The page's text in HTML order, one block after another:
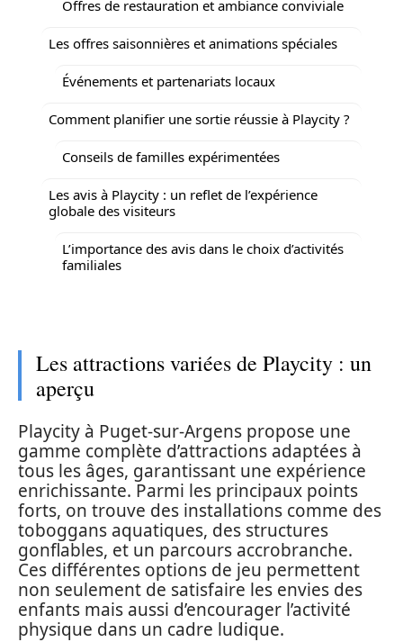
Offres de restauration et ambiance conviviale
Les offres saisonnières et animations spéciales
Événements et partenariats locaux
Comment planifier une sortie réussie à Playcity ?
Conseils de familles expérimentées
Les avis à Playcity : un reflet de l’expérience
globale des visiteurs
L’importance des avis dans le choix d’activités
familiales
Les attractions variées de Playcity : un
aperçu
Playcity à Puget-sur-Argens propose une
gamme complète d’attractions adaptées à
tous les âges, garantissant une expérience
enrichissante. Parmi les principaux points
forts, on trouve des installations comme des
toboggans aquatiques, des structures
gonflables, et un parcours accrobranche.
Ces différentes options de jeu permettent
non seulement de satisfaire les envies des
enfants mais aussi d’encourager l’activité
physique dans un cadre ludique.